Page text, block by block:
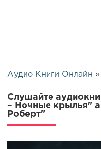
Аудио Книги Онлайн »
Слушайте
– Ночные крылья"
Роберт"